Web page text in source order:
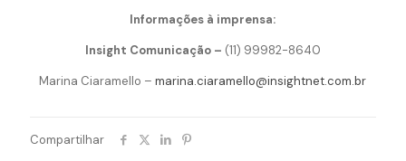
Informações à imprensa:
Insight Comunicação – (11) 99982-8640
Marina Ciaramello –marina.ciaramello@insightnet.com.br
Compartilhar